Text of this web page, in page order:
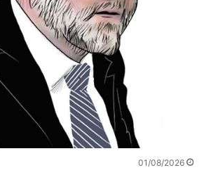
01/08/2026